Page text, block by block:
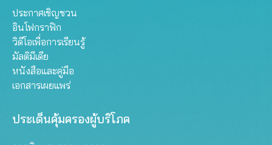
ประกาศเชิญชวน
อินโฟกราฟิก
วิดีโอเพื่อการเรียนรู้
มัลติมีเดีย
หนังสือและคู่มือ
เอกสารเผยแพร่
ประเด็นคุ้มครองผู้บริโภค